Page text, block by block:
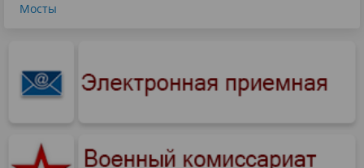
Мосты